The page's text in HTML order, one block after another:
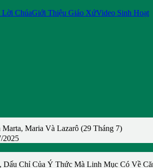
Lời ChúaGiới Thiệu Giáo XứVideo Sinh Hoạt
Maria Và Lazarô (29 Tháng 7)
2025